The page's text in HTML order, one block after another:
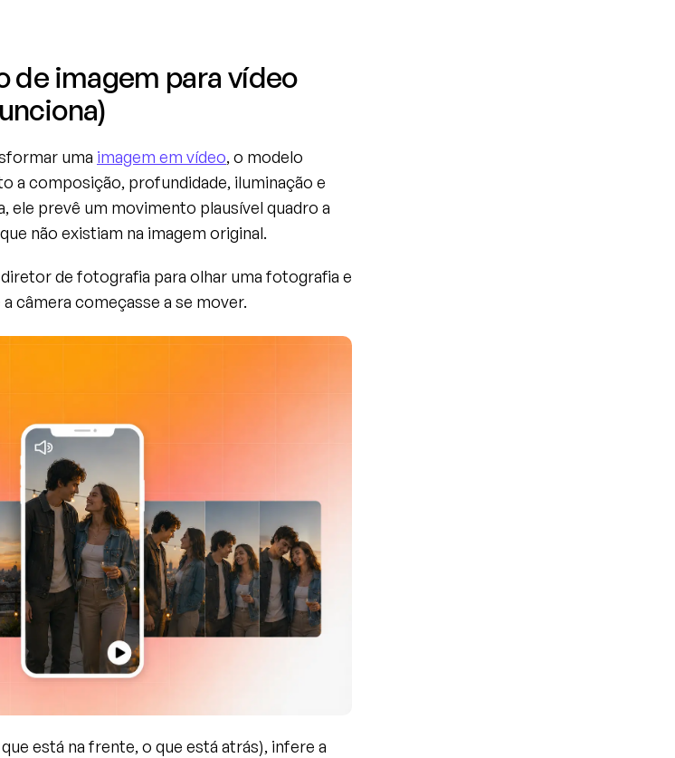
de imagem para vídeo
uma imagem em vídeo, o modelo
a composição, profundidade, iluminação e
ele prevê um movimento plausível quadro a
não existiam na imagem original.
de fotografia para olhar uma fotografia e
câmera começasse a se mover.
está na frente, o que está atrás), infere a